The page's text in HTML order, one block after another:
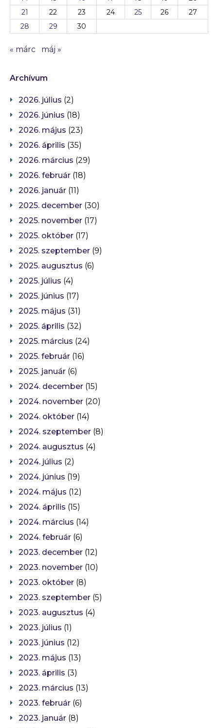
21
22 23 24 25 26
27
28
29 30
« márc máj »
Archívum
2026. július (2)
2026. június (18)
2026. május (23)
2026. április (35)
2026. március (29)
2026. február (18)
2026. január (11)
2025. december (30)
2025. november (17)
2025. október (17)
2025. szeptember (9)
2025. augusztus (6)
2025. július (4)
2025. június (17)
2025. május (31)
2025. április (32)
2025. március (24)
2025. február (16)
2025. január (6)
2024. december (15)
2024. november (20)
2024. október (14)
2024. szeptember (8)
2024. augusztus (4)
2024. július (2)
2024. június (19)
2024. május (12)
2024. április (15)
2024. március (14)
2024. február (6)
2023. december (12)
2023. november (10)
2023. október (8)
2023. szeptember (5)
2023. augusztus (4)
2023. július (1)
2023. június (12)
2023. május (13)
2023. április (3)
2023. március (13)
2023. február (6)
2023. január (8)